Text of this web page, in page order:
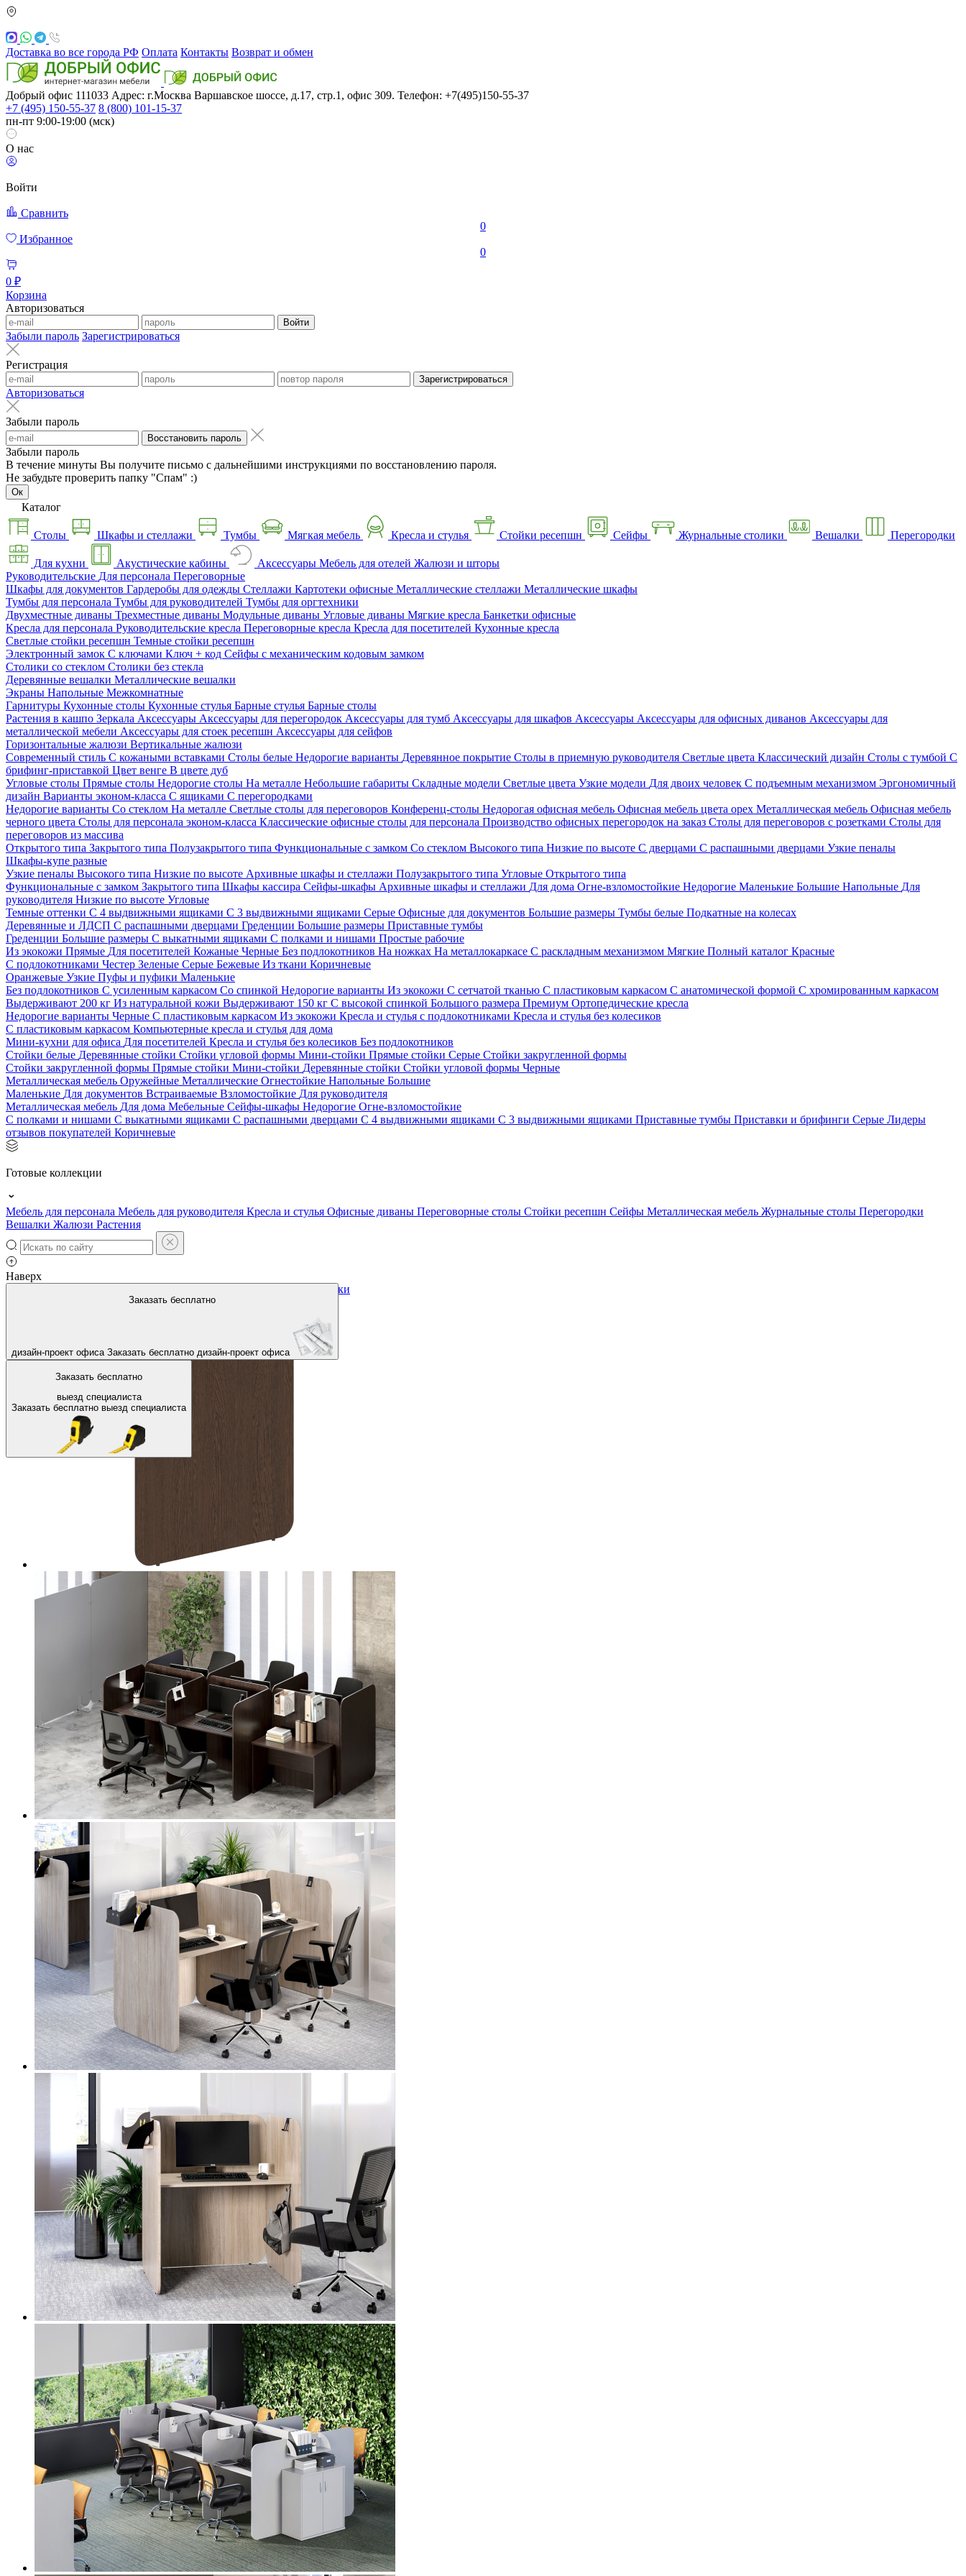
Доставка во все города РФ Оплата Контакты Возврат и обмен
Добрый офис 111033 Адрес: г.Москва Варшавское шоссе, д.17, стр.1, офис 309. Телефон: +7(495)150-55-37
+7 (495) 150-55-37 8 (800) 101-15-37
пн-пт 9:00-19:00 (мск)
О нас
Войти
Сравнить
0
Избранное
0
0 ₽
Корзина
Авторизоваться
Войти
Забыли пароль Зарегистрироваться
Регистрация
Зарегистрироваться
Авторизоваться
Забыли пароль
Восстановить пароль
Забыли пароль
В течение минуты Вы получите письмо с дальнейшими инструкциями по восстановлению пароля.
Не забудьте проверить папку "Спам" :)
Ок
Каталог
Столы Шкафы и стеллажи Тумбы Мягкая мебель Кресла и стулья Стойки ресепшн Сейфы Журнальные столики Вешалки Перегородки
Для кухни Акустические кабины Аксессуары Мебель для отелей Жалюзи и шторы
Руководительские Для персонала Переговорные
Шкафы для документов Гардеробы для одежды Стеллажи Картотеки офисные Металлические стеллажи Металлические шкафы
Тумбы для персонала Тумбы для руководителей Тумбы для оргтехники
Двухместные диваны Трехместные диваны Модульные диваны Угловые диваны Мягкие кресла Банкетки офисные
Кресла для персонала Руководительские кресла Переговорные кресла Кресла для посетителей Кухонные кресла
Светлые стойки ресепшн Темные стойки ресепшн
Электронный замок С ключами Ключ + код Сейфы с механическим кодовым замком
Столики со стеклом Столики без стекла
Деревянные вешалки Металлические вешалки
Экраны Напольные Межкомнатные
Гарнитуры Кухонные столы Кухонные стулья Барные стулья Барные столы
Растения в кашпо Зеркала Аксессуары Аксессуары для перегородок Аксессуары для тумб Аксессуары для шкафов Аксессуары Аксессуары для офисных диванов Аксессуары для
металлической мебели Аксессуары для стоек ресепшн Аксессуары для сейфов
Горизонтальные жалюзи Вертикальные жалюзи
Современный стиль С кожаными вставками Столы белые Недорогие варианты Деревянное покрытие Столы в приемную руководителя Светлые цвета Классический дизайн Столы с тумбой С
брифинг-приставкой Цвет венге В цвете дуб
Угловые столы Прямые столы Недорогие столы На металле Небольшие габариты Складные модели Светлые цвета Узкие модели Для двоих человек С подъемным механизмом Эргономичный
дизайн Варианты эконом-класса С ящиками С перегородками
Недорогие варианты Со стеклом На металле Светлые столы для переговоров Конференц-столы Недорогая офисная мебель Офисная мебель цвета орех Металлическая мебель Офисная мебель
черного цвета Столы для персонала эконом-класса Классические офисные столы для персонала Производство офисных перегородок на заказ Столы для переговоров с розетками Столы для
переговоров из массива
Открытого типа Закрытого типа Полузакрытого типа Функциональные с замком Со стеклом Высокого типа Низкие по высоте С дверцами С распашными дверцами Узкие пеналы
Шкафы-купе разные
Узкие пеналы Высокого типа Низкие по высоте Архивные шкафы и стеллажи Полузакрытого типа Угловые Открытого типа
Функциональные с замком Закрытого типа Шкафы кассира Сейфы-шкафы Архивные шкафы и стеллажи Для дома Огне-взломостойкие Недорогие Маленькие Большие Напольные Для
руководителя Низкие по высоте Угловые
Темные оттенки С 4 выдвижными ящиками С 3 выдвижными ящиками Серые Офисные для документов Большие размеры Тумбы белые Подкатные на колесах
Деревянные и ЛДСП С распашными дверцами Греденции Большие размеры Приставные тумбы
Греденции Большие размеры С выкатными ящиками С полками и нишами Простые рабочие
Из экокожи Прямые Для посетителей Кожаные Черные Без подлокотников На ножках На металлокаркасе С раскладным механизмом Мягкие Полный каталог Красные
С подлокотниками Честер Зеленые Серые Бежевые Из ткани Коричневые
Оранжевые Узкие Пуфы и пуфики Маленькие
Без подлокотников С усиленным каркасом Со спинкой Недорогие варианты Из экокожи С сетчатой тканью С пластиковым каркасом С анатомической формой С хромированным каркасом
Выдерживают 200 кг Из натуральной кожи Выдерживают 150 кг С высокой спинкой Большого размера Премиум Ортопедические кресла
Недорогие варианты Черные С пластиковым каркасом Из экокожи Кресла и стулья с подлокотниками Кресла и стулья без колесиков
С пластиковым каркасом Компьютерные кресла и стулья для дома
Мини-кухни для офиса Для посетителей Кресла и стулья без колесиков Без подлокотников
Стойки белые Деревянные стойки Стойки угловой формы Мини-стойки Прямые стойки Серые Стойки закругленной формы
Стойки закругленной формы Прямые стойки Мини-стойки Деревянные стойки Стойки угловой формы Черные
Металлическая мебель Оружейные Металлические Огнестойкие Напольные Большие
Маленькие Для документов Встраиваемые Взломостойкие Для руководителя
Металлическая мебель Для дома Мебельные Сейфы-шкафы Недорогие Огне-взломостойкие
С полками и нишами С выкатными ящиками С распашными дверцами С 4 выдвижными ящиками С 3 выдвижными ящиками Приставные тумбы Приставки и брифинги Серые Лидеры
отзывов покупателей Коричневые
Готовые коллекции
Мебель для персонала Мебель для руководителя Кресла и стулья Офисные диваны Переговорные столы Стойки ресепшн Сейфы Металлическая мебель Журнальные столы Перегородки
Вешалки Жалюзи Растения
Наверх
Заказать бесплатно
дизайн-проект офиса Заказать бесплатно дизайн-проект офиса
Заказать бесплатно
выезд специалиста
Заказать бесплатно выезд специалиста
На главную
Напольные офисные перегородки